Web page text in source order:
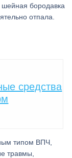
шейная бородавка
отпала.
средства
типом ВПЧ,
травмы,